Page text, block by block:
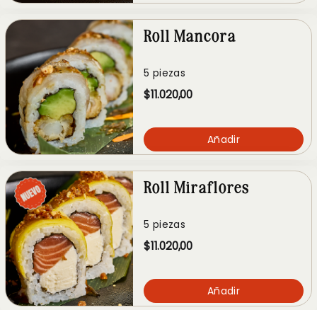
Roll Mancora
5 piezas
$11.020,00
Añadir
Roll Miraflores
5 piezas
$11.020,00
Añadir